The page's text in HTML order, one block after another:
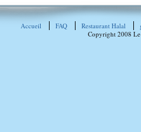
Accueil FAQ Restaurant Halal
Copyright 2008